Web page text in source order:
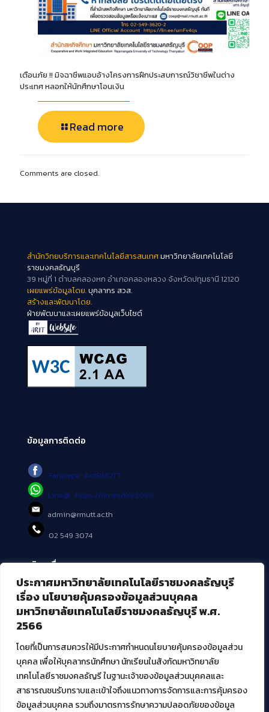
ประกาศมหาวิทยาลัยเทคโนโลยีราชมงคลธัญบุรี
เรื่อง นโยบายคุ้มครองข้อมูลส่วนบุคคล
มหาวิทยาลัยเทคโนโลยีราชมงคลธัญบุรี พ.ศ.
2566
โดยที่เป็นการสมควรให้มีประกาศกำหนดนโยบายคุ้มครองข้อมูลส่วน
บุคคล เพื่อให้บุคลากรนักศึกษา นักเรียนในสังกัดมหาวิทยาลัย
เทคโนโลยีราชมงคลธัญรี ในฐานะเจ้าของข้อมูลส่วนบุคคลและ
สาธารณชนรับทราบและเข้าใจถึงแนวทางการจัดการและการคุ้มครอง
ข้อมูลส่วนบุคคล รวมถึงมาตรการรักษาความปลอดภัยของข้อมูล
เตือนภัย !! มิจฉาชีพแอบอ้างโครงการฝึกประสบการณ์วิชาชีพในต่าง
ประเทศ หลอกให้นักศึกษาโอนเงิน
Read more
Comments are closed.
สำนักวิทยบริการและเทคโนโลยีสารสนเทศมหาวิทยาลัยเทคโนโลยี
ราชมงคลธัญบุรี
39 หมู่ที่ 1 ตำบลคลองหก อำเภอคลองหลวง จังหวัดปทุมธานี 12120
เผยแพร่ข้อมูลโดย.บุคลากร สวส.
สร้างและพัฒนาโดย.
ฝ่ายพัฒนาและเผยแพร่ข้อมูลเว็บไซต์
ข้อมูลการติดต่อ
Fanpage : AritRMUTT
Line@ : https://lin.ee/tXe209C
admin@rmutt.ac.th
02 549 3074
บริการอื่นๆ ของ สวส.
ศูนย์สื่อดิจิทัล
ศูนย์นวัตกรรมและความรู้
ศูนย์พัฒนาและบริการนวัตกรรมดิจิทัล
สมัยใหม่ (MoSeC)
งานบริการวิชาการให้กับหน่วยงานภายนอก
โครงการส่งเสริมและพัฒนาผู้ประกอบการ SME โดย. มทร.ธัญบุรี